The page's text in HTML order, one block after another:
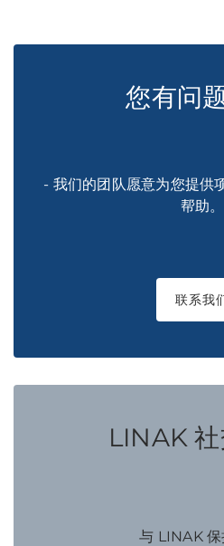
您有问
- 我们的团队愿意为您提供
帮助。
联系我
LINAK
与 LINAK